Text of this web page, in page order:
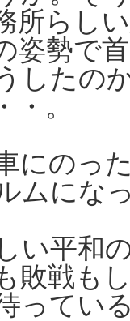
所らし
姿勢で
したの
。
にのっ
ムにな
い平和
敗戦も
ってい